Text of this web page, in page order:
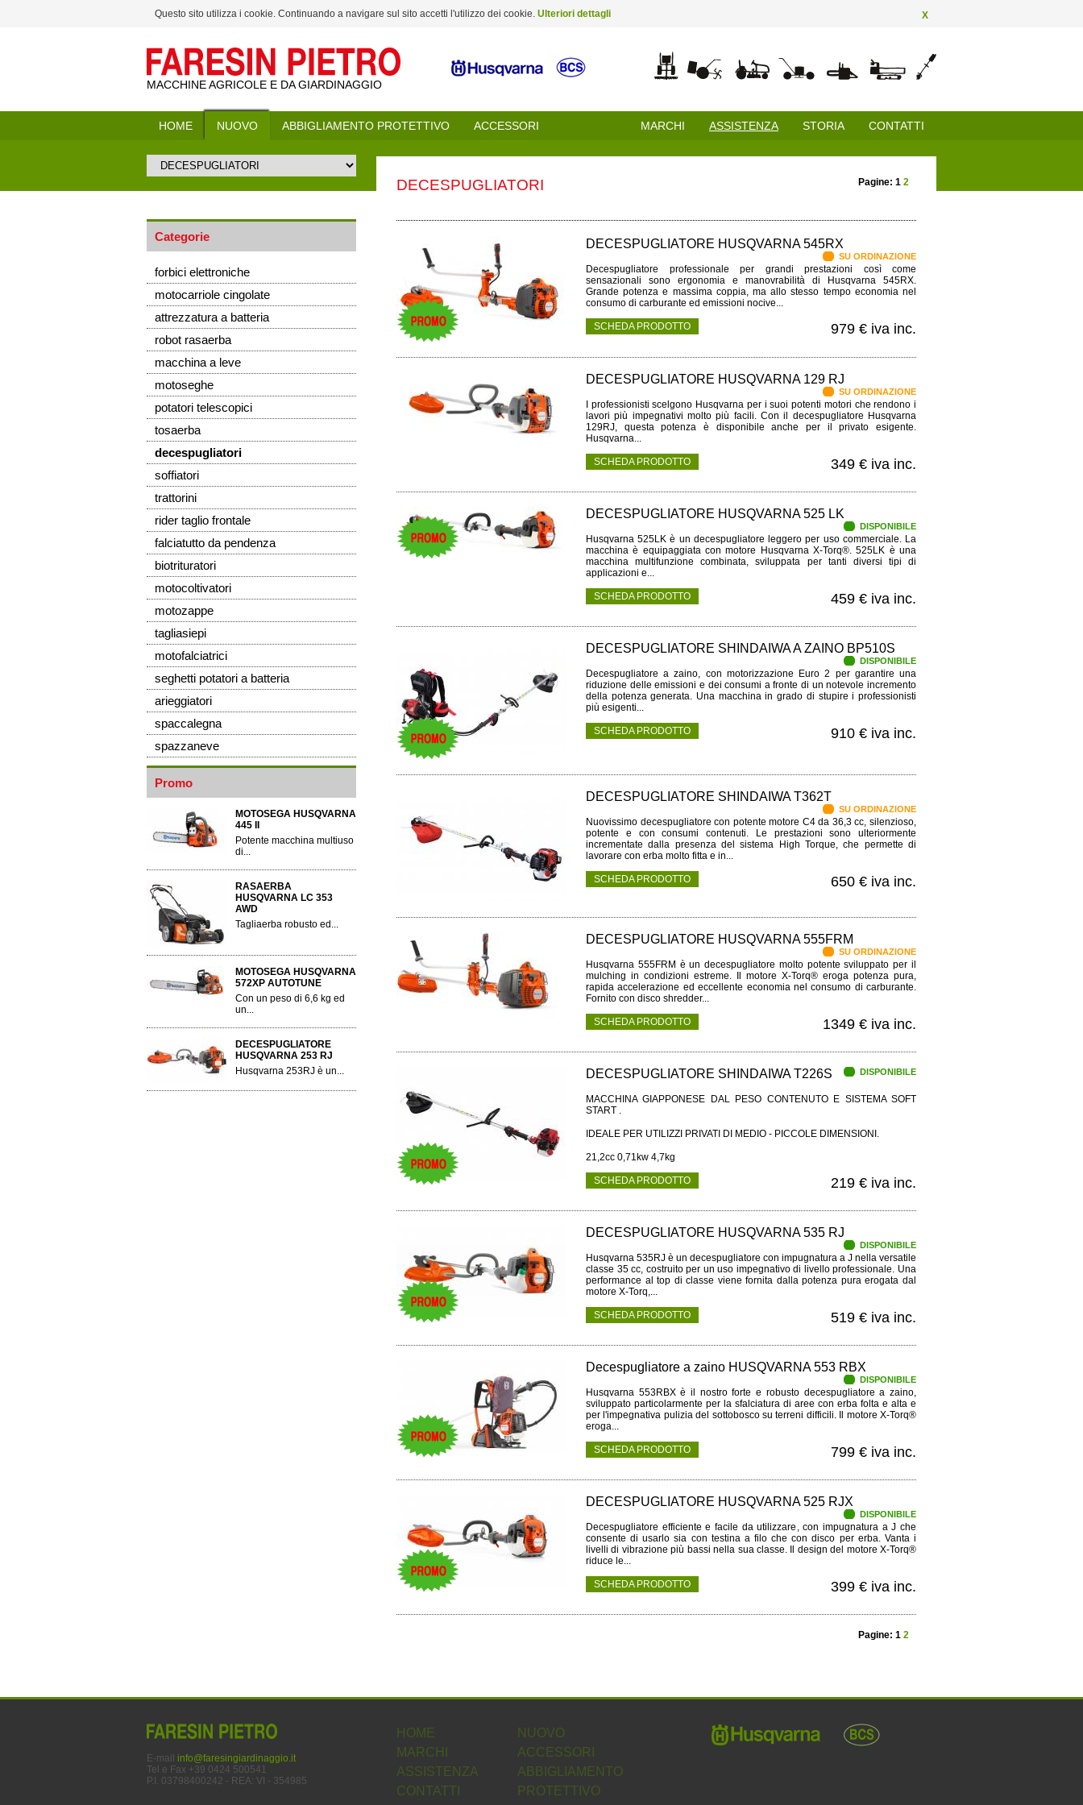
Questo sito utilizza i cookie. Continuando a navigare sul sito accetti l'utilizzo dei cookie. Ulteriori dettagli X
MACCHINE AGRICOLE E DA GIARDINAGGIO
HOME NUOVO ABBIGLIAMENTO PROTETTIVO ACCESSORI CONTATTI
STORIA
ASSISTENZA
MARCHI
Categorie
forbici elettroniche
motocarriole cingolate
attrezzatura a batteria
robot rasaerba
macchina a leve
motoseghe
potatori telescopici
tosaerba
decespugliatori
soffiatori
trattorini
rider taglio frontale
falciatutto da pendenza
biotrituratori
motocoltivatori
motozappe
tagliasiepi
motofalciatrici
seghetti potatori a batteria
arieggiatori
spaccalegna
spazzaneve
Promo
MOTOSEGA HUSQVARNA
445 II
Potente macchina multiuso
di...
RASAERBA
HUSQVARNA LC 353
AWD
Tagliaerba robusto ed...
MOTOSEGA HUSQVARNA
572XP AUTOTUNE
Con un peso di 6,6 kg ed
un...
DECESPUGLIATORE
HUSQVARNA 253 RJ
Husqvarna 253RJ è un...
DECESPUGLIATORI Pagine: 1 2
DECESPUGLIATORE HUSQVARNA 545RX
SU ORDINAZIONE
Decespugliatore professionale per grandi prestazioni così come
sensazionali sono ergonomia e manovrabilità di Husqvarna 545RX.
Grande potenza e massima coppia, ma allo stesso tempo economia nel
consumo di carburante ed emissioni nocive...
SCHEDA PRODOTTO 979 € iva inc.
DECESPUGLIATORE HUSQVARNA 129 RJ
SU ORDINAZIONE
I professionisti scelgono Husqvarna per i suoi potenti motori che rendono i
lavori più impegnativi molto più facili. Con il decespugliatore Husqvarna
129RJ, questa potenza è disponibile anche per il privato esigente.
Husqvarna...
SCHEDA PRODOTTO 349 € iva inc.
DECESPUGLIATORE HUSQVARNA 525 LK
DISPONIBILE
Husqvarna 525LK è un decespugliatore leggero per uso commerciale. La
macchina è equipaggiata con motore Husqvarna X-Torq®. 525LK è una
macchina multifunzione combinata, sviluppata per tanti diversi tipi di
applicazioni e...
SCHEDA PRODOTTO 459 € iva inc.
DECESPUGLIATORE SHINDAIWA A ZAINO BP510S
DISPONIBILE
Decespugliatore a zaino, con motorizzazione Euro 2 per ga­rantire una
riduzione delle emissioni e dei consumi a fron­te di un notevole incremento
della potenza generata. Una macchina in grado di stupire i professionisti
più esigenti...
SCHEDA PRODOTTO 910 € iva inc.
DECESPUGLIATORE SHINDAIWA T362T
SU ORDINAZIONE
Nuovissimo decespugliatore con potente motore C4 da 36,3 cc, silenzioso,
potente e con consumi contenuti. Le prestazioni sono ulteriormente
incrementate dalla presenza del sistema High Torque, che permette di
lavorare con erba molto fitta e in...
SCHEDA PRODOTTO 650 € iva inc.
DECESPUGLIATORE HUSQVARNA 555FRM
SU ORDINAZIONE
Husqvarna 555FRM è un decespugliatore molto potente sviluppato per il
mulching in condizioni estreme. Il motore X-Torq® eroga potenza pura,
rapida accelerazione ed eccellente economia nel consumo di carburante.
Fornito con disco shredder...
SCHEDA PRODOTTO 1349 € iva inc.
DECESPUGLIATORE SHINDAIWA T226S DISPONIBILE
MACCHINA GIAPPONESE DAL PESO CONTENUTO E SISTEMA SOFT
START .
IDEALE PER UTILIZZI PRIVATI DI MEDIO - PICCOLE DIMENSIONI.
21,2cc 0,71kw 4,7kg
SCHEDA PRODOTTO 219 € iva inc.
DECESPUGLIATORE HUSQVARNA 535 RJ
DISPONIBILE
Husqvarna 535RJ è un decespugliatore con impugnatura a J nella versatile
classe 35 cc, costruito per un uso impegnativo di livello professionale. Una
performance al top di classe viene fornita dalla potenza pura erogata dal
motore X-Torq,...
SCHEDA PRODOTTO 519 € iva inc.
Decespugliatore a zaino HUSQVARNA 553 RBX
DISPONIBILE
Husqvarna 553RBX è il nostro forte e robusto decespugliatore a zaino,
sviluppato particolarmente per la sfalciatura di aree con erba folta e alta e
per l'impegnativa pulizia del sottobosco su terreni difficili. Il motore X-Torq®
eroga...
SCHEDA PRODOTTO 799 € iva inc.
DECESPUGLIATORE HUSQVARNA 525 RJX
DISPONIBILE
Decespugliatore efficiente e facile da utilizzare, con impugnatura a J che
consente di usarlo sia con testina a filo che con disco per erba. Vanta i
livelli di vibrazione più bassi nella sua classe. Il design del motore X-Torq®
riduce le...
SCHEDA PRODOTTO 399 € iva inc.
Pagine: 1 2
E-mail info@faresingiardinaggio.it
Tel e Fax +39 0424 500541
P.I. 03798400242 - REA: VI - 354985
HOME
MARCHI
ASSISTENZA
CONTATTI
NUOVO
ACCESSORI
ABBIGLIAMENTO
PROTETTIVO